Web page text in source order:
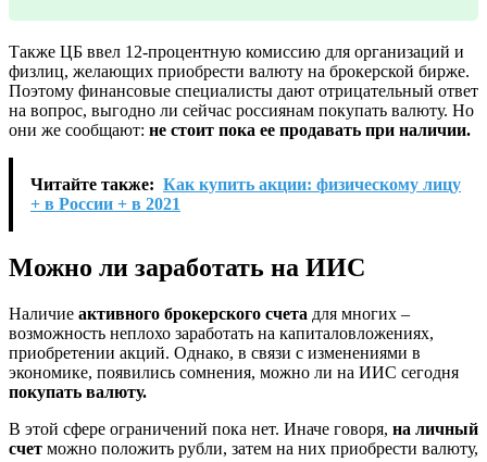
Также ЦБ ввел 12-процентную комиссию для организаций и
физлиц, желающих приобрести валюту на брокерской бирже.
Поэтому финансовые специалисты дают отрицательный ответ
на вопрос, выгодно ли сейчас россиянам покупать валюту. Но
они же сообщают: не стоит пока ее продавать при наличии.
Читайте также: Как купить акции: физическому лицу
+ в России + в 2021
Можно ли заработать на ИИС
Наличие активного брокерского счета для многих –
возможность неплохо заработать на капиталовложениях,
приобретении акций. Однако, в связи с изменениями в
экономике, появились сомнения, можно ли на ИИС сегодня
покупать валюту.
В этой сфере ограничений пока нет. Иначе говоря, на личный
счет можно положить рубли, затем на них приобрести валюту,